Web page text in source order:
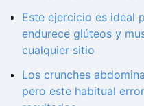
Este ejercicio es ideal
endurece glúteos y
cualquier sitio
Los crunches
pero este habitual